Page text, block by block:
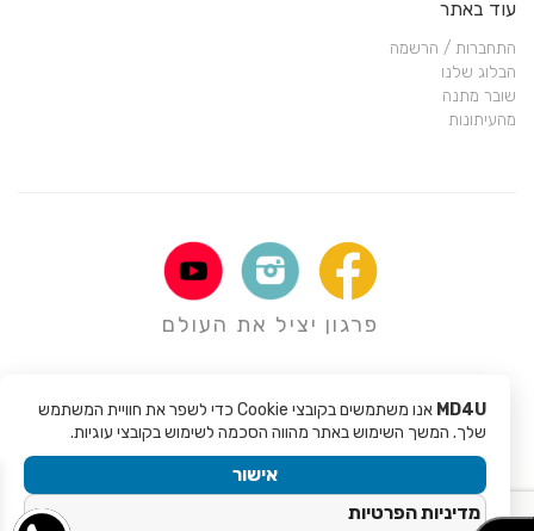
עוד באתר
התחברות / הרשמה
הבלוג שלנו
שובר מתנה
מהעיתונות
פרגון יציל את העולם
Copyright © 2017 - Mali Rochman MD4U
MD4U
אנו משתמשים בקובצי Cookie כדי לשפר את חוויית המשתמש
שלך. המשך השימוש באתר מהווה הסכמה לשימוש בקובצי עוגיות.
אישור
מדיניות הפרטיות